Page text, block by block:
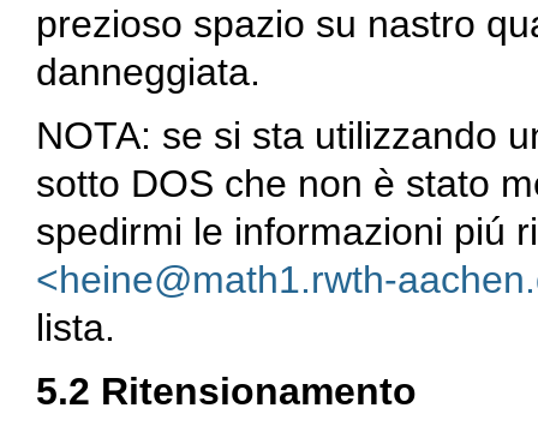
prezioso spazio su nastro
danneggiata.
NOTA: se si sta utilizzando
sotto DOS che non è stato
spedirmi le informazioni piú
<heine@math1.rwth-
lista.
5.2 Ritensionamento